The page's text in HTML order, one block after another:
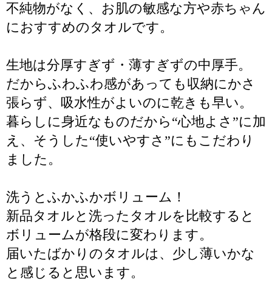
不純物がなく、お肌の敏感な方や赤ちゃん
におすすめのタオルです。
生地は分厚すぎず・薄すぎずの中厚手。
だからふわふわ感があっても収納にかさ
張らず、吸水性がよいのに乾きも早い。
暮らしに身近なものだから“心地よさ”に加
え、そうした“使いやすさ”にもこだわり
ました。
洗うとふかふかボリューム！
新品タオルと洗ったタオルを比較すると
ボリュームが格段に変わります。
届いたばかりのタオルは、少し薄いかな
と感じると思います。